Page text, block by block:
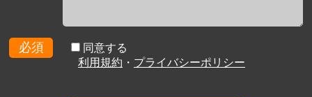
必須
同意する
利用規約 ・ プライバシーポリシー